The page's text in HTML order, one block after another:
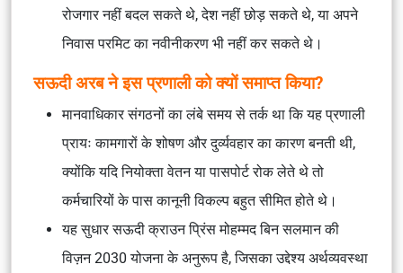
रोजगार नहीं बदल सकते थे, देश नहीं छोड़ सकते थे, या अपने
निवास परमिट का नवीनीकरण भी नहीं कर सकते थे।
सऊदी अरब ने इस प्रणाली को क्यों समाप्त किया?
मानवाधिकार संगठनों का लंबे समय से तर्क था कि यह प्रणाली
प्रायः कामगारों के शोषण और दुर्व्यवहार का कारण बनती थी,
क्योंकि यदि नियोक्ता वेतन या पासपोर्ट रोक लेते थे तो
कर्मचारियों के पास कानूनी विकल्प बहुत सीमित होते थे।
यह सुधार सऊदी क्राउन प्रिंस मोहम्मद बिन सलमान की
विज़न 2030 योजना के अनुरूप है, जिसका उद्देश्य अर्थव्यवस्था